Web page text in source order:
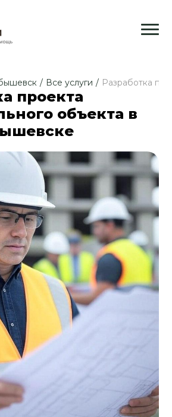
/ Все услуги / Разработка
проекта
объекта в